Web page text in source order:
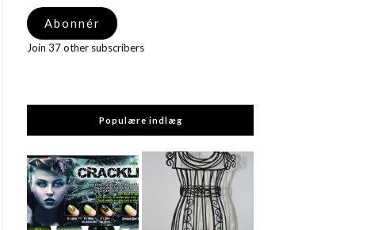
adresse
Abonnér
Join 37 other subscribers
Populære indlæg